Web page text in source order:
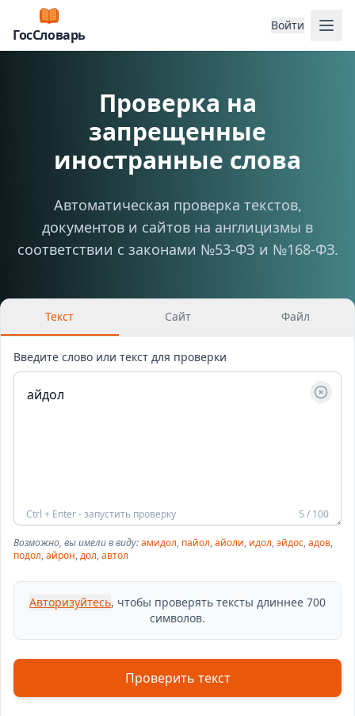
ГосСловарь
Войти
Проверка на
запрещенные
иностранные слова
Автоматическая проверка текстов,
документов и сайтов на англицизмы в
соответствии с законами №53-ФЗ и №168-ФЗ.
Текст Сайт Файл
Введите слово или текст для проверки
Ctrl + Enter - запустить проверку 5 / 100
Возможно, вы имели в виду:амидол, пайол,айоли, идол,эйдос,адов,
подол,айрон,дол,автол
Авторизуйтесь, чтобы проверять тексты длиннее 700
символов.
Проверить текст